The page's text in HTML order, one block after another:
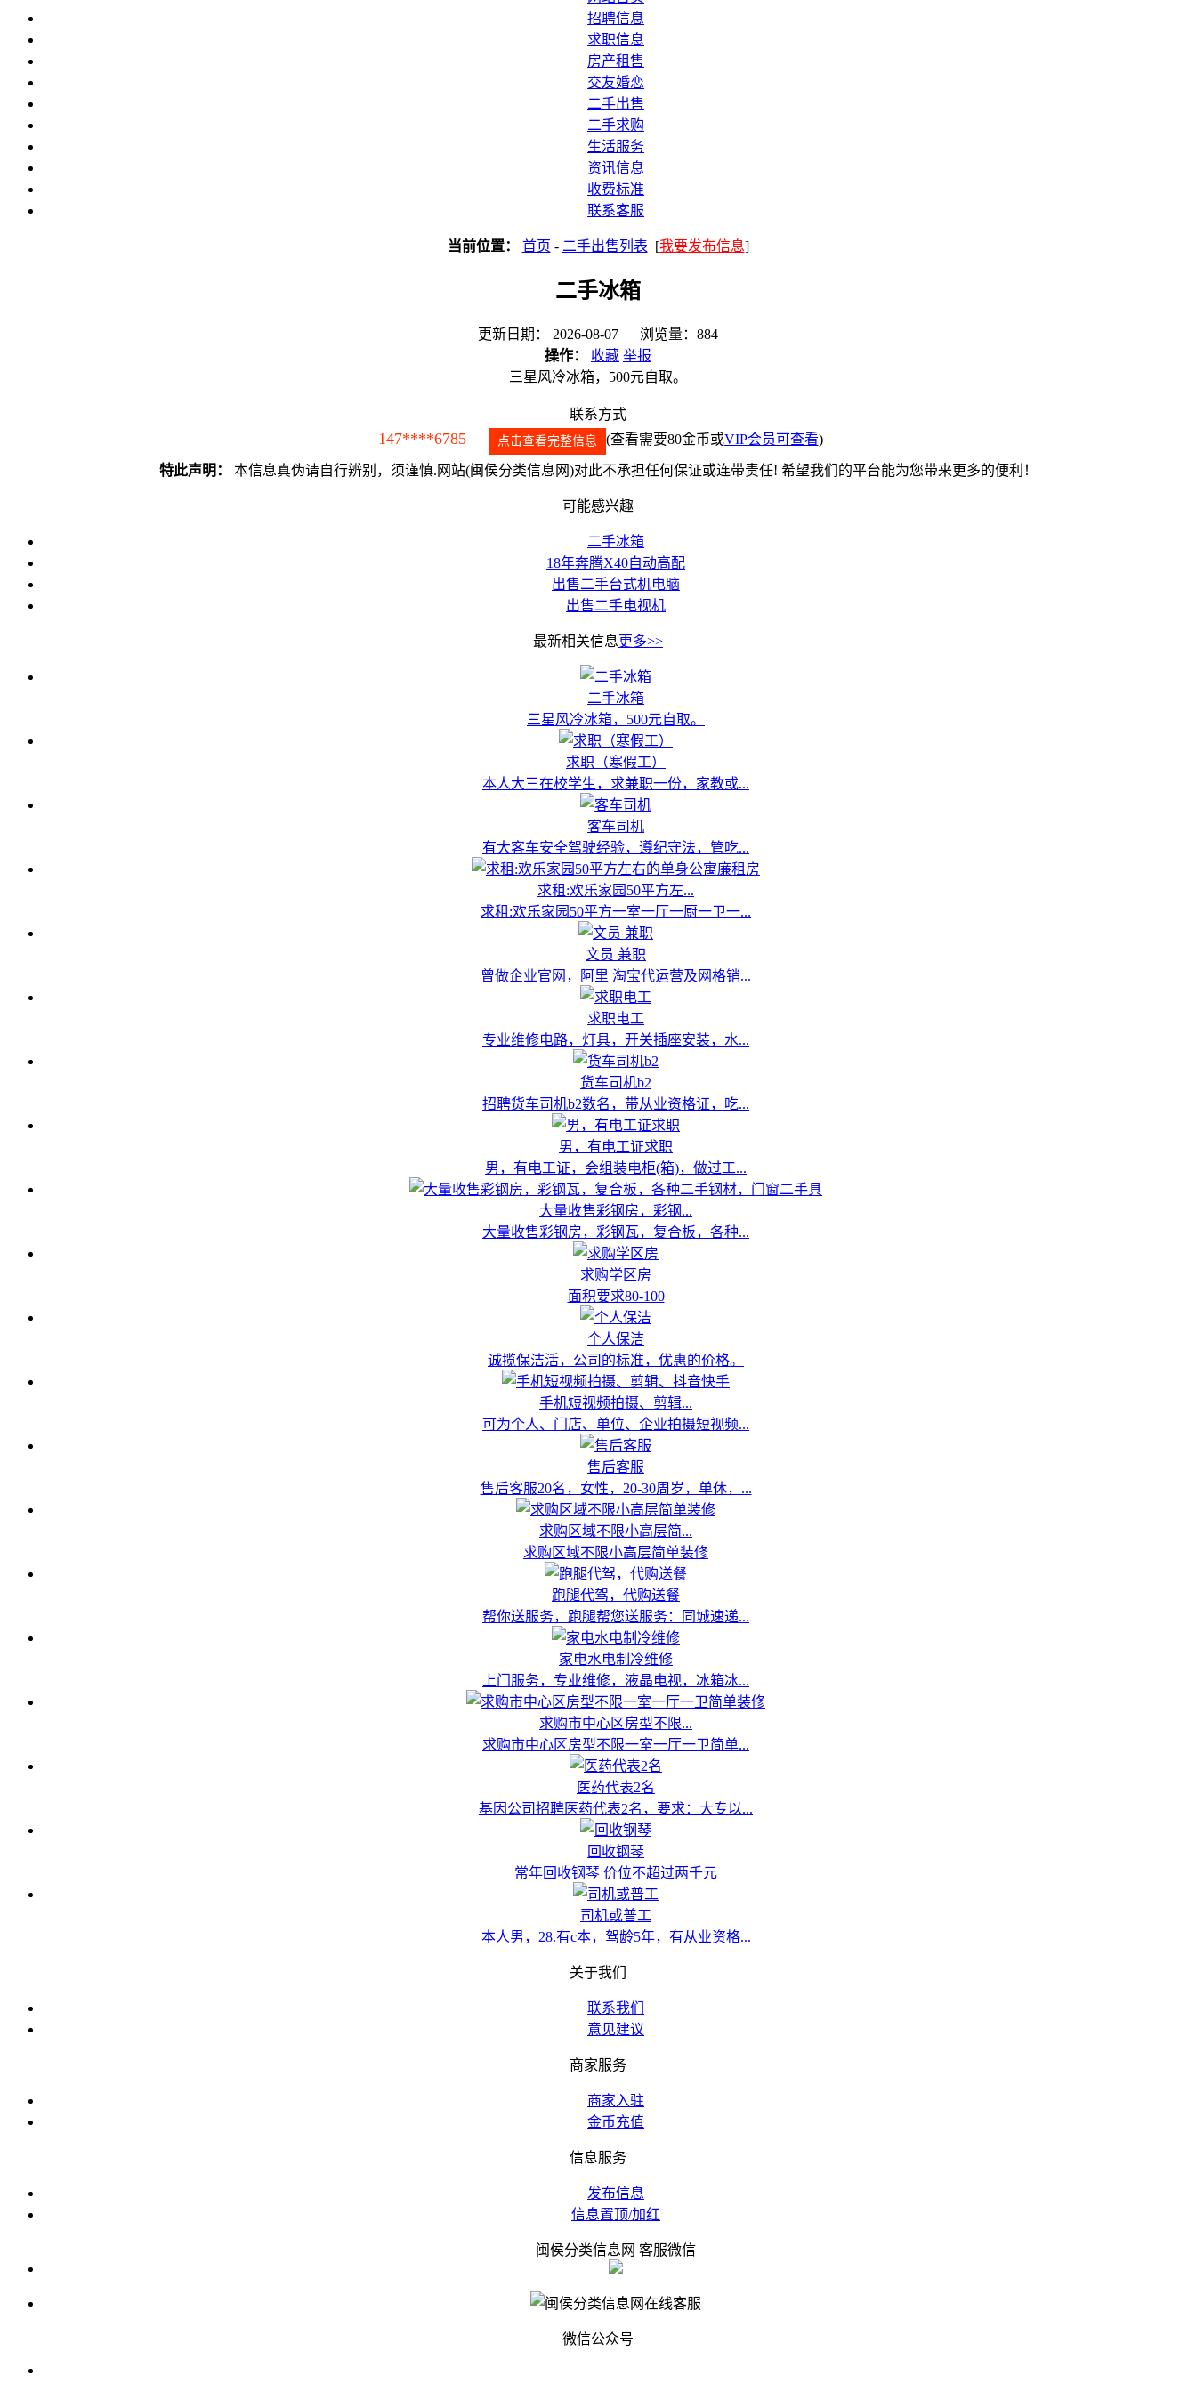
招聘信息
求职信息
房产租售
交友婚恋
二手出售
二手求购
生活服务
资讯信息
收费标准
联系客服
当前位置： 首页 - 二手出售列表 [我要发布信息]
二手冰箱
更新日期： 2026-08-07 浏览量：884
操作：
收藏 举报
三星风冷冰箱，500元自取。
联系方式
147****6785 点击查看完整信息 (查看需要80金币或VIP会员可查看)
特此声明： 本信息真伪请自行辨别，须谨慎.网站(闽侯分类信息网)对此不承担任何保证或连带责任! 希望我们的平台能为您带来更多的便利！
可能感兴趣
二手冰箱
18年奔腾X40自动高配
出售二手台式机电脑
出售二手电视机
最新相关信息更多>>
二手冰箱
三星风冷冰箱，500元自取。
求职（寒假工）
本人大三在校学生，求兼职一份，家教或...
客车司机
有大客车安全驾驶经验，遵纪守法，管吃...
求租:欢乐家园50平方左...
求租:欢乐家园50平方一室一厅一厨一卫一...
文员 兼职
曾做企业官网，阿里 淘宝代运营及网格销...
求职电工
专业维修电路，灯具，开关插座安装，水...
货车司机b2
招聘货车司机b2数名，带从业资格证，吃...
男，有电工证求职
男，有电工证，会组装电柜(箱)，做过工...
大量收售彩钢房，彩钢...
大量收售彩钢房，彩钢瓦，复合板，各种...
求购学区房
面积要求80-100
个人保洁
诚揽保洁活，公司的标准，优惠的价格。
手机短视频拍摄、剪辑...
可为个人、门店、单位、企业拍摄短视频...
售后客服
售后客服20名，女性，20-30周岁，单休，...
求购区域不限小高层简...
求购区域不限小高层简单装修
跑腿代驾，代购送餐
帮你送服务，跑腿帮您送服务：同城速递...
家电水电制冷维修
上门服务，专业维修，液晶电视，冰箱冰...
求购市中心区房型不限...
求购市中心区房型不限一室一厅一卫简单...
医药代表2名
基因公司招聘医药代表2名，要求：大专以...
回收钢琴
常年回收钢琴 价位不超过两千元
司机或普工
本人男，28.有c本，驾龄5年，有从业资格...
关于我们
联系我们
意见建议
商家服务
商家入驻
金币充值
信息服务
发布信息
信息置顶/加红
闽侯分类信息网 客服微信
微信公众号